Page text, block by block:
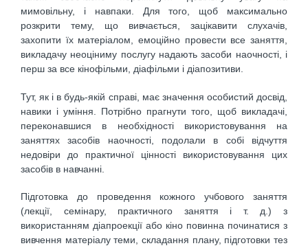
мимовільну, і навпаки. Для того, щоб максимально
розкрити тему, що вивчається, зацікавити слухачів,
захопити їх матеріалом, емоційно провести все заняття,
викладачу неоціниму послугу надають засоби наочності, і
перш за все кінофільми, діафільми і діапозитиви.
Тут, як і в будь-якій справі, має значення особистий досвід,
навики і уміння. Потрібно прагнути того, щоб викладачі,
переконавшися в необхідності використовування на
заняттях засобів наочності, подолали в собі відчуття
недовіри до практичної цінності використовування цих
засобів в навчанні.
Підготовка до проведення кожного учбового заняття
(лекції, семінару, практичного заняття і т. д.) з
використанням діапроекції або кіно повинна починатися з
вивчення матеріалу теми, складання плану, підготовки тез